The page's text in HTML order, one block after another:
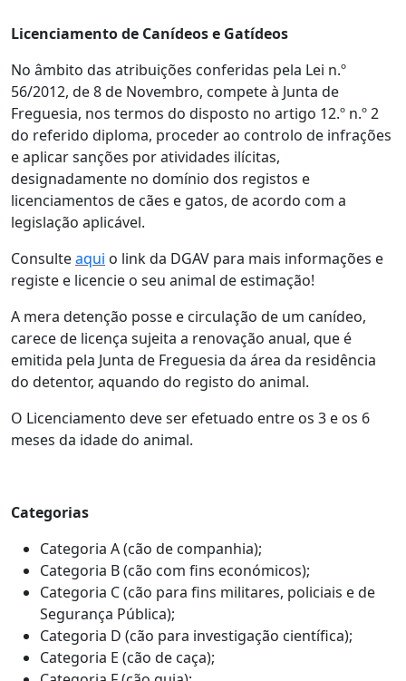
Licenciamento de Canídeos e Gatídeos
No âmbito das atribuições conferidas pela Lei n.º
56/2012, de 8 de Novembro, compete à Junta de
Freguesia, nos termos do disposto no artigo 12.º n.º 2
do referido diploma, proceder ao controlo de infrações
e aplicar sanções por atividades ilícitas,
designadamente no domínio dos registos e
licenciamentos de cães e gatos, de acordo com a
legislação aplicável.
Consulteaqui o link da DGAV para mais informações e
registe e licencie o seu animal de estimação!
A mera detenção posse e circulação de um canídeo,
carece de licença sujeita a renovação anual, que é
emitida pela Junta de Freguesia da área da residência
do detentor, aquando do registo do animal.
O Licenciamento deve ser efetuado entre os 3 e os 6
meses da idade do animal.
Categorias
Categoria A (cão de companhia);
Categoria B (cão com fins económicos);
Categoria C (cão para fins militares, policiais e de
Segurança Pública);
Categoria D (cão para investigação científica);
Categoria E (cão de caça);